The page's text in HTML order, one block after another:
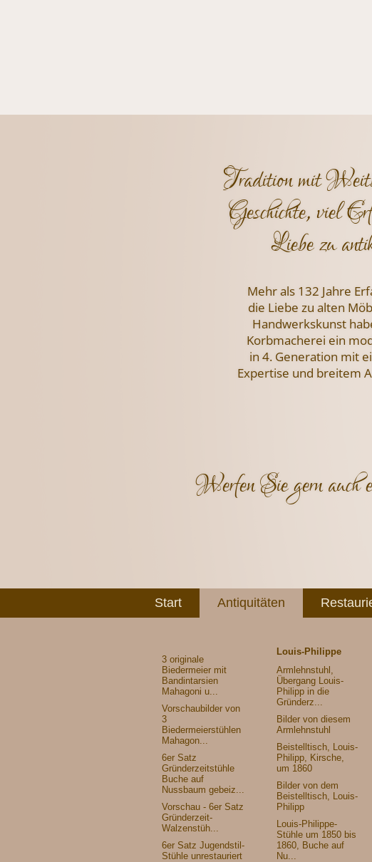
Tradition mit
Geschichte, viel
Liebe zu
Mehr als 132 Jahre
die Liebe zu alten
Handwerkskunst
Korbmacherei ein
in 4. Generation mit
Expertise und breitem
Werfen Sie gern auch
Start Antiquitäten
3 originale
Biedermeier mit
Bandintarsien
Mahagoni u...
Vorschaubilder von
3
Biedermeierstühlen
Mahagon...
6er Satz
Gründerzeitstühle
Buche auf
Nussbaum gebeiz...
Vorschau - 6er Satz
Gründerzeit-
Walzenstüh...
6er Satz Jugendstil-
Stühle unrestauriert
Louis-Philippe
Armlehnstuhl,
Übergang Louis-
Philipp in die
Gründerz...
Bilder von diesem
Armlehnstuhl
Beistelltisch, Louis-
Philipp, Kirsche,
um 1860
Bilder von dem
Beistelltisch, Louis-
Philipp
Louis-Philippe-
Stühle um 1850 bis
1860, Buche auf
Nu...